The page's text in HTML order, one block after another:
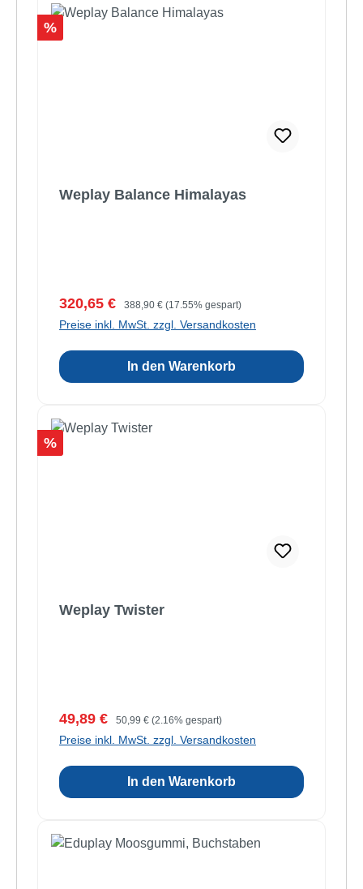
Rabatt
%
Weplay Balance Himalayas
Verkaufspreis:
320,65 € Regulärer Preis:
388,90 € (17.55% gespart)
Preise inkl. MwSt. zzgl. Versandkosten
In den Warenkorb
Rabatt
%
Weplay Twister
Verkaufspreis:
49,89 € Regulärer Preis:
50,99 € (2.16% gespart)
Preise inkl. MwSt. zzgl. Versandkosten
In den Warenkorb